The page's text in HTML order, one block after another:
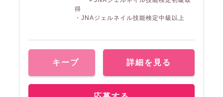
得
・JNAジェルネイル技能検定中級以上
キープ 詳細を見る